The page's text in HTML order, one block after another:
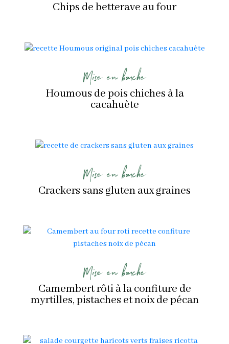
Chips de betterave au four
Mise en bouche
Houmous de pois chiches à la
cacahuète
Mise en bouche
Crackers sans gluten aux graines
Mise en bouche
Camembert rôti à la confiture de
myrtilles, pistaches et noix de pécan